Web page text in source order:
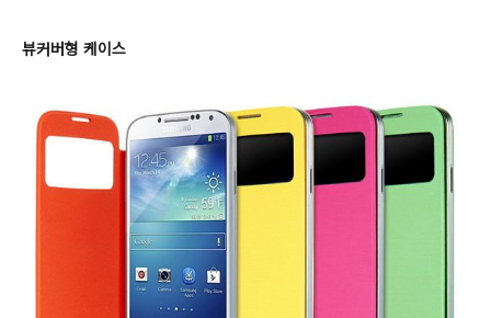
뷰커버형 케이스